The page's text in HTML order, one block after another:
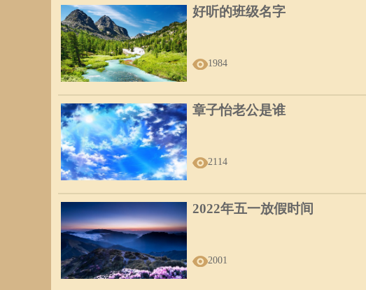
4、睡凤眼
眼睛细长，大半个瞳孔都被眼帘盖住，一付睡意朦胧的样子，給人的
也会为自己打算，因此容易召人反感，如果能经常保持笑容，待人宽恕
5、龙眼
龙是我们想象中的至高至上的神奇动物，谁也没有看过真正的龙，所
睑裂阔，极具威严，单眼皮，黑白分明，炯炯有神，尤其是当有所决
能成功扬名而富贵。
6、鹤眼
好听的班级名字
1984
章子怡老公是谁
2114
2022年五一放假时间
2001